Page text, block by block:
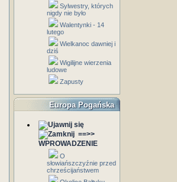
Sylwestry, których
nigdy nie było
Walentynki - 14
lutego
Wielkanoc dawniej i
dziś
Wigilijne wierzenia
ludowe
Zapusty
Europa Pogańska
==>>
WPROWADZENIE
O
słowiańszczyźnie przed
chrześcijaństwem